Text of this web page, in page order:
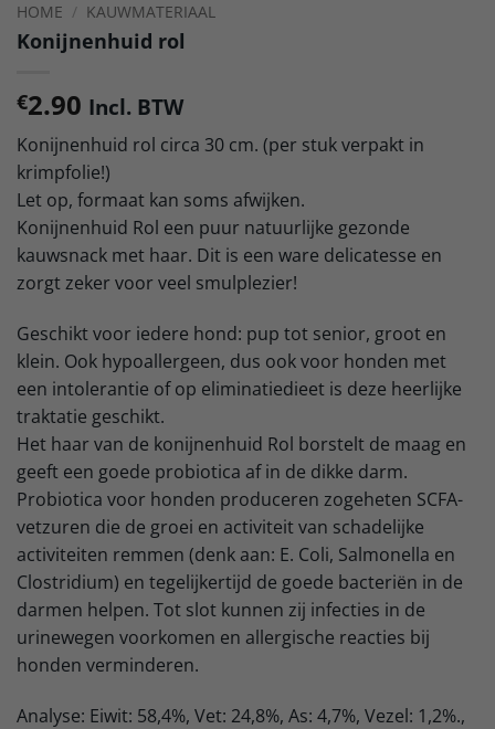
HOME / KAUWMATERIAAL
Konijnenhuid rol
€2.90 Incl. BTW
Konijnenhuid rol circa 30 cm. (per stuk verpakt in
krimpfolie!)
Let op, formaat kan soms afwijken.
Konijnenhuid Rol een puur natuurlijke gezonde
kauwsnack met haar. Dit is een ware delicatesse en
zorgt zeker voor veel smulplezier!
Geschikt voor iedere hond: pup tot senior, groot en
klein. Ook hypoallergeen, dus ook voor honden met
een intolerantie of op eliminatiedieet is deze heerlijke
traktatie geschikt.
Het haar van de konijnenhuid Rol borstelt de maag en
geeft een goede probiotica af in de dikke darm.
Probiotica voor honden produceren zogeheten SCFA-
vetzuren die de groei en activiteit van schadelijke
activiteiten remmen (denk aan: E. Coli, Salmonella en
Clostridium) en tegelijkertijd de goede bacteriën in de
darmen helpen. Tot slot kunnen zij infecties in de
urinewegen voorkomen en allergische reacties bij
honden verminderen.
Analyse: Eiwit: 58,4%, Vet: 24,8%, As: 4,7%, Vezel: 1,2%.,